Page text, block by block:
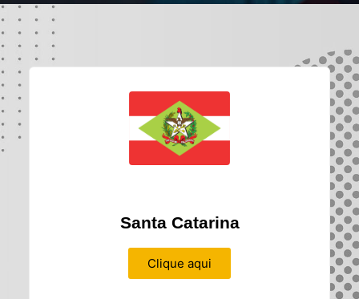
Santa Catarina
Clique aqui